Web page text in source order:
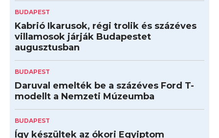
BUDAPEST
Kabrió Ikarusok, régi trolik és százéves
villamosok járják Budapestet
augusztusban
BUDAPEST
Daruval emelték be a százéves Ford T-
modellt a Nemzeti Múzeumba
BUDAPEST
Így készültek az ókori Egyiptom